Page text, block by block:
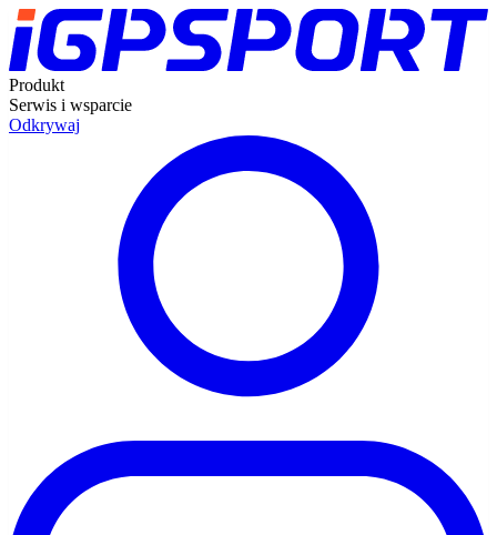
Produkt
Serwis i wsparcie
Odkrywaj